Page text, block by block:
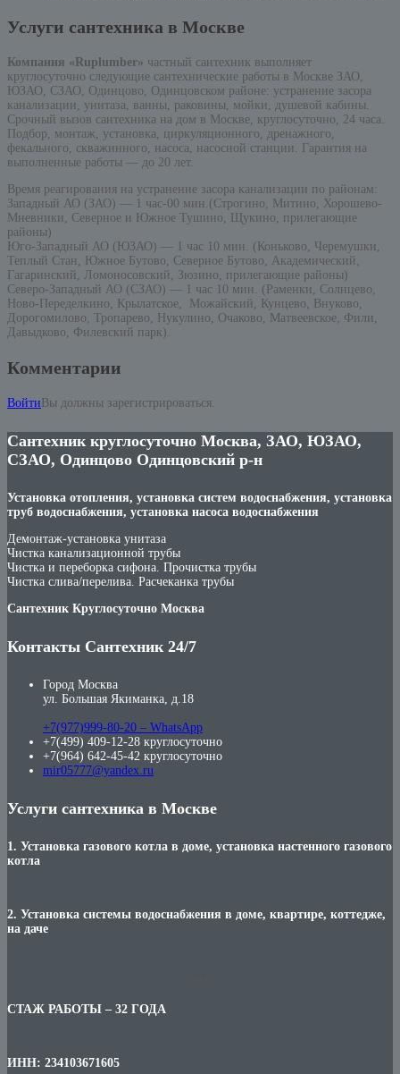
Услуги сантехника в Москве
Компания «Ruplumber» частный сантехник выполняет
круглосуточно следующие сантехнические работы в Москве ЗАО,
ЮЗАО, СЗАО, Одинцово, Одинцовском районе: устранение засора
канализации, унитаза, ванны, раковины, мойки, душевой кабины.
Срочный вызов сантехника на дом в Москве, круглосуточно, 24 часа.
Подбор, монтаж, установка, циркуляционного, дренажного,
фекального, скважинного, насоса, насосной станции. Гарантия на
выполненные работы — до 20 лет.
Время реагирования на устранение засора канализации по районам:
Западный АО (ЗАО) — 1 час-00 мин.(Строгино, Митино, Хорошево-
Мневники, Северное и Южное Тушино, Щукино, прилегающие
районы)
Юго-Западный АО (ЮЗАО) — 1 час 10 мин. (Коньково, Черемушки,
Теплый Стан, Южное Бутово, Северное Бутово, Академический,
Гагаринский, Ломоносовский, Зюзино, прилегающие районы)
Северо-Западный АО (СЗАО) — 1 час 10 мин. (Раменки, Солнцево,
Ново-Переделкино, Крылатское, Можайский, Кунцево, Внуково,
Дорогомилово, Тропарево, Нукулино, Очаково, Матвеевское, Фили,
Давыдково, Филевский парк).
Комментарии
Войти Вы должны зарегистрироваться.
Сантехник круглосуточно Москва, ЗАО, ЮЗАО,
СЗАО, Одинцово Одинцовский р-н
Установка отопления, установка систем водоснабжения, установка
труб водоснабжения, установка насоса водоснабжения
Демонтаж-установка унитаза
Чистка канализационной трубы
Чистка и переборка сифона. Прочистка трубы
Чистка слива/перелива. Расчеканка трубы
Сантехник Круглосуточно Москва
Контакты Сантехник 24/7
Город Москва
ул. Большая Якиманка, д.18
+7(977)999-80-20 – WhatsApp
+7(499) 409-12-28 круглосуточно
+7(964) 642-45-42 круглосуточно
mir05777@yandex.ru
Услуги сантехника в Москве
1. Установка газового котла в доме, установка настенного газового
котла
2. Установка системы водоснабжения в доме, квартире, коттедже,
на даче
СТАЖ РАБОТЫ – 32 ГОДА
ИНН: 234103671605